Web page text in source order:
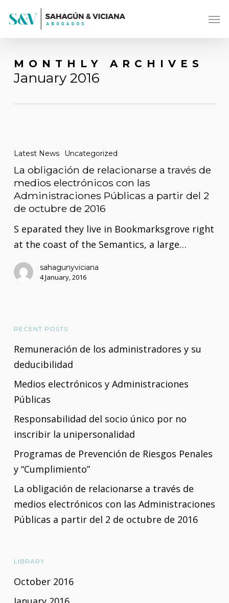
main
MONTHLY ARCHIVES
January 2016
obligación
de
relacionarse
a
través
de
medios
con
a
partir
del
2
de
de
2016
Latest News Uncategorized
La obligación de relacionarse a través de
medios electrónicos con las
Administraciones Públicas a partir del 2
de octubre de 2016
S eparated they live in Bookmarksgrove right
at the coast of the Semantics, a large…
sahagunyviciana
4 January, 2016
RECENT POSTS
Remuneración de los administradores y su
deducibilidad
Medios electrónicos y Administraciones
Públicas
Responsabilidad del socio único por no
inscribir la unipersonalidad
Programas de Prevención de Riesgos Penales
y “Cumplimiento”
La obligación de relacionarse a través de
medios electrónicos con las Administraciones
Públicas a partir del 2 de octubre de 2016
LIBRARY
October 2016